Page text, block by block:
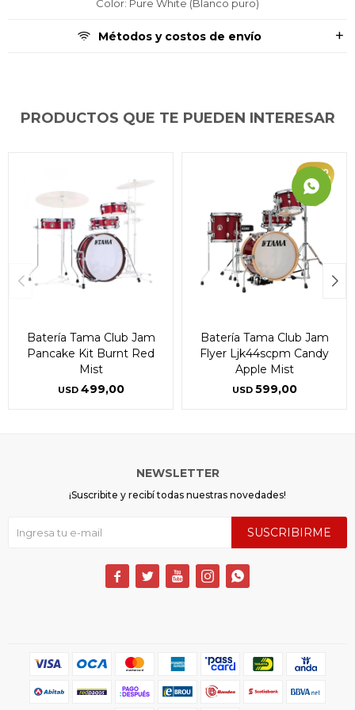
Color: Pure White (Blanco puro)
Métodos y costos de envío
PRODUCTOS QUE TE PUEDEN INTERESAR
Batería Tama Club Jam
Pancake Kit Burnt Red
Mist
USD 499,00
Batería Tama Club Jam
Flyer Ljk44scpm Candy
Apple Mist
USD 599,00
NEWSLETTER
¡Suscribite y recibí todas nuestras novedades!
SUSCRIBIRME
    